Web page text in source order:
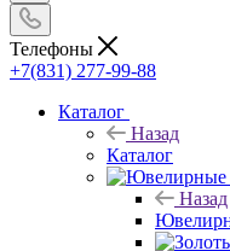
Телефоны
+7(831) 277-99-88
Каталог
Назад
Каталог
Назад